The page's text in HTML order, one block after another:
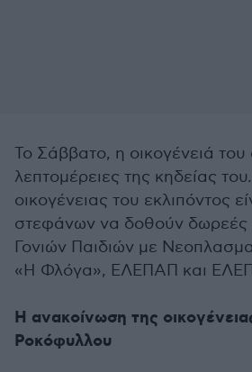
Το Σάββατο, η οικογένειά του
λεπτομέρειες της κηδείας
οικογένειας του εκλιπόντος
στεφάνων να δοθούν δωρεές
Γονιών Παιδιών με
«Η Φλόγα», ΕΛΕΠΑΠ και
Η ανακοίνωση της
Ροκόφυλλου